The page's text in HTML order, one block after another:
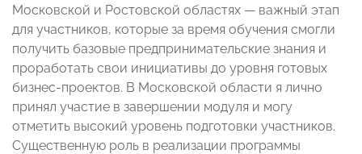
Московской и Ростовской областях — важный этап
для участников, которые за время обучения смогли
получить базовые предпринимательские знания и
проработать свои инициативы до уровня готовых
бизнес-проектов. В Московской области я лично
принял участие в завершении модуля и могу
отметить высокий уровень подготовки участников.
Существенную роль в реализации программы